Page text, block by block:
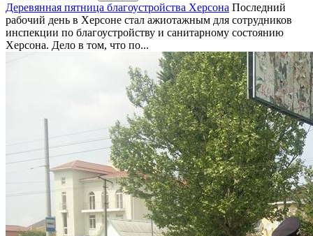
Деревянная пятница благоустройства Херсона Последний
рабочий день в Херсоне стал ажиотажным для сотрудников
инспекции по благоустройству и санитарному состоянию
Херсона. Дело в том, что по...